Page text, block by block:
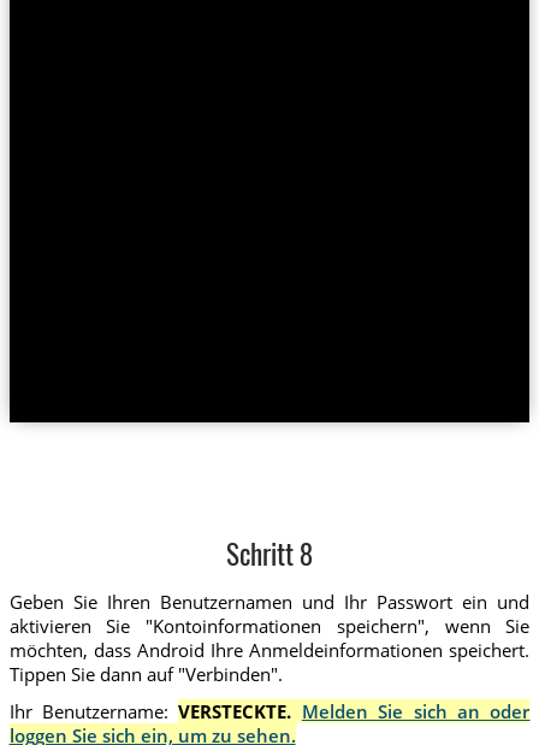
Schritt 8
Geben Sie Ihren Benutzernamen und Ihr Passwort ein und
aktivieren Sie "Kontoinformationen speichern", wenn Sie
möchten, dass Android Ihre Anmeldeinformationen speichert.
Tippen Sie dann auf "Verbinden".
Ihr Benutzername:VERSTECKTE. Melden Sie sich an oder
loggen Sie sich ein, um zu sehen.